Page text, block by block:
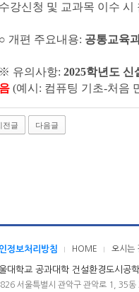
수강신청 및 교과목 이수
○ 개편 주요내용: 공통교육
※ 유의사항: 2025학년도 신
음 (예시: 컴퓨팅 기초-처음
전글 다음글
정보처리방침 HOME 오시는
대학교 공과대학 건설환경도시공
서울특별시 관악구 관악로 1, 35